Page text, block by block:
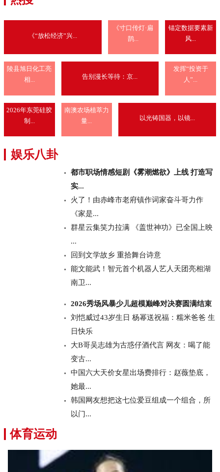
《“放松经济”兴...
《寸口传灯·扁
鹊...
锚定数据要素新
风...
陵县旭日化工亮
相...
告别漫长等待：京...
发挥“投资于
人”...
2026年东莞硅胶
制...
南澳农场植萃力
量...
以光铸国器，以镜...
娱乐八卦
都市职场情感短剧《雾潮燃欲》上线 打造写
实...
火了！由赤峰市老府镇作词家奋斗哥力作
《家是...
群星云集笑力拉满 《盖世神功》已全国上映
...
回到文学故乡 重拾舞台诗意
能文能武！智元首个机器人艺人天团亮相湖
南卫...
2026秀场风暴少儿超模巅峰对决赛圆满结束
刘恺威过43岁生日 杨幂送祝福：糯米爸爸 生
日快乐
大B哥吴志雄为古惑仔酒代言 网友：喝了能
变古...
中国六大天价女星出场费排行：赵薇垫底，
她最...
韩国网友想把这七位爱豆组成一个组合，所
以门...
体育运动